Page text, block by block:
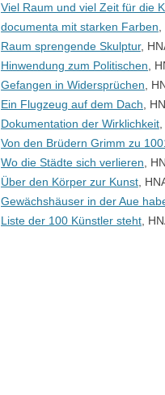
Viel Raum und viel Zeit für die
documenta mit starken Farben
Raum sprengende Skulptur,
Hinwendung zum Politischen ,
Gefangen in Widersprüchen ,
Ein Flugzeug auf dem Dach ,
Dokumentation der Wirklichkeit
Von den Brüdern Grimm zu
Wo die Städte sich verlieren ,
Über den Körper zur Kunst ,
Gewächshäuser in der Aue
Liste der 100 Künstler steht ,